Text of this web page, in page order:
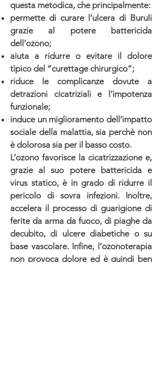
questa metodica, che principalmente:
permette di curare l’ulcera di Buruli
grazie al potere battericida
dell’ozono;
aiuta a ridurre o evitare il dolore
tipico del “curettage chirurgico”;
riduce le complicanze dovute a
detrazioni cicatriziali e l’impotenza
funzionale;
induce un miglioramento dell’impatto
sociale della malattia, sia perchè non
è dolorosa sia per il basso costo.​
L’ozono favorisce la cicatrizzazione e,
grazie al suo potere battericida e
virus statico, è in grado di ridurre il
pericolo di sovra infezioni. Inoltre,
accelera il processo di guarigione di
ferite da arma da fuoco, di piaghe da
decubito, di ulcere diabetiche o su
base vascolare. Infine, l’ozonoterapia
non provoca dolore ed è quindi ben